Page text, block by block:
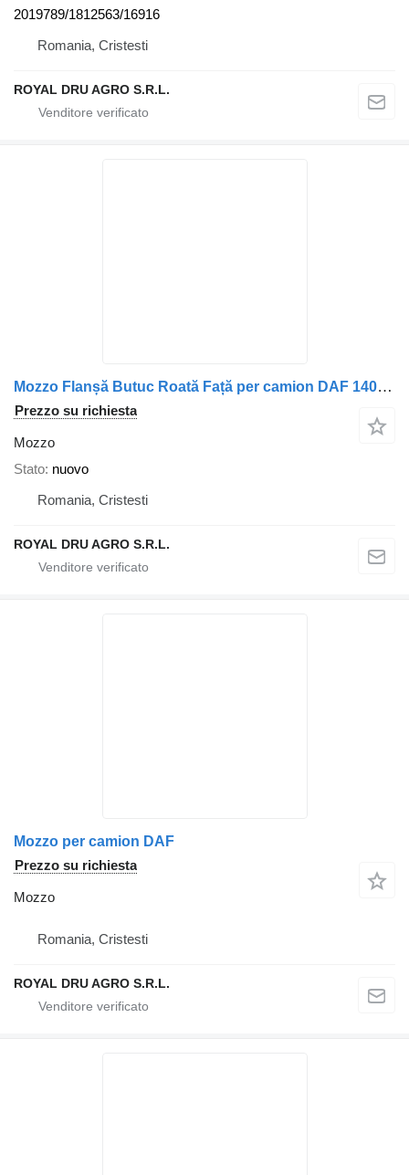
2019789/1812563/16916
Romania, Cristesti
ROYAL DRU AGRO S.R.L.
Mozzo Flanșă Butuc Roată Față per camion DAF 1400062 1706310
Prezzo su richiesta
Mozzo
Stato nuovo
Romania, Cristesti
ROYAL DRU AGRO S.R.L.
Mozzo per camion DAF
Prezzo su richiesta
Mozzo
Romania, Cristesti
ROYAL DRU AGRO S.R.L.